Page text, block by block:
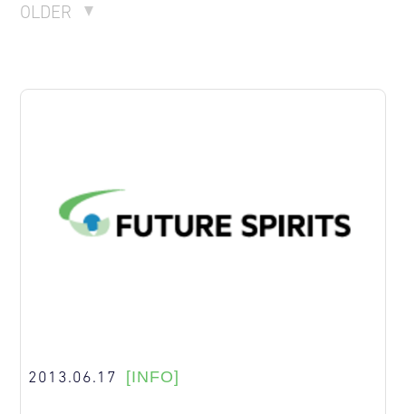
OLDER
2013.06.17 [INFO]